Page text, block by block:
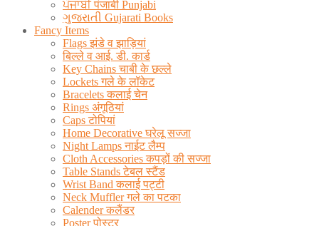
ਪੰਜਾਬੀ पंजाबी Punjabi
ગુજરાતી Gujarati Books
Fancy Items
Flags झंडे व झाड़ियां
बिल्ले व आई. डी. कार्ड
Key Chains चाबी के छल्ले
Lockets गले के लॉकेट
Bracelets कलाई चेन
Rings अंगूठियां
Caps टोपियां
Home Decorative घरेलू सज्जा
Night Lamps नाईट लैम्प
Cloth Accessories कपड़ों की सज्जा
Table Stands टेबल स्टैंड
Wrist Band कलाई पट्टी
Neck Muffler गले का पटका
Calender कलैंडर
Poster पोस्टर